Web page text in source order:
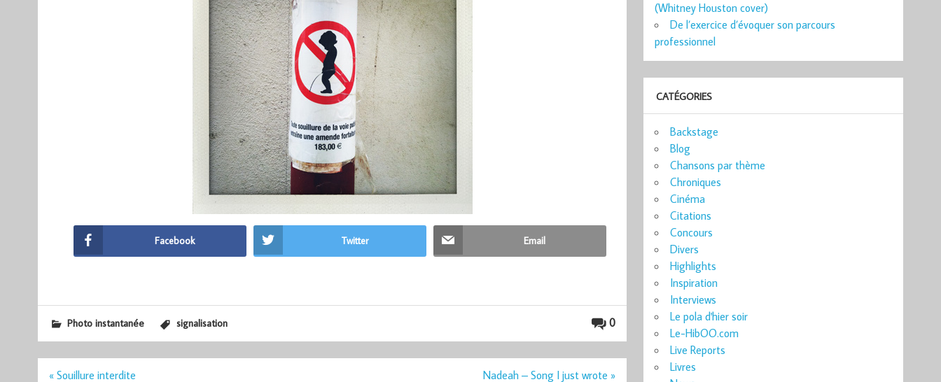
Facebook Twitter Email
0
Photo instantanée signalisation
Navigation
« Souillure interdite Nadeah – Song I just wrote »
(Whitney Houston cover)
De l’exercice d’évoquer son parcours
professionnel
CATÉGORIES
Backstage
Blog
Chansons par thème
Chroniques
Cinéma
Citations
Concours
Divers
Highlights
Inspiration
Interviews
Le pola d'hier soir
Le-HibOO.com
Live Reports
Livres